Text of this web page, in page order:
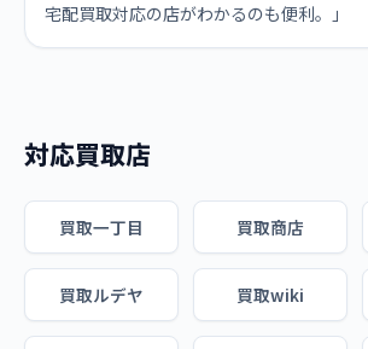
宅配買取対応の店がわかるのも便利。」
対応買取店
買取一丁目 買取商店
買取ルデヤ 買取wiki